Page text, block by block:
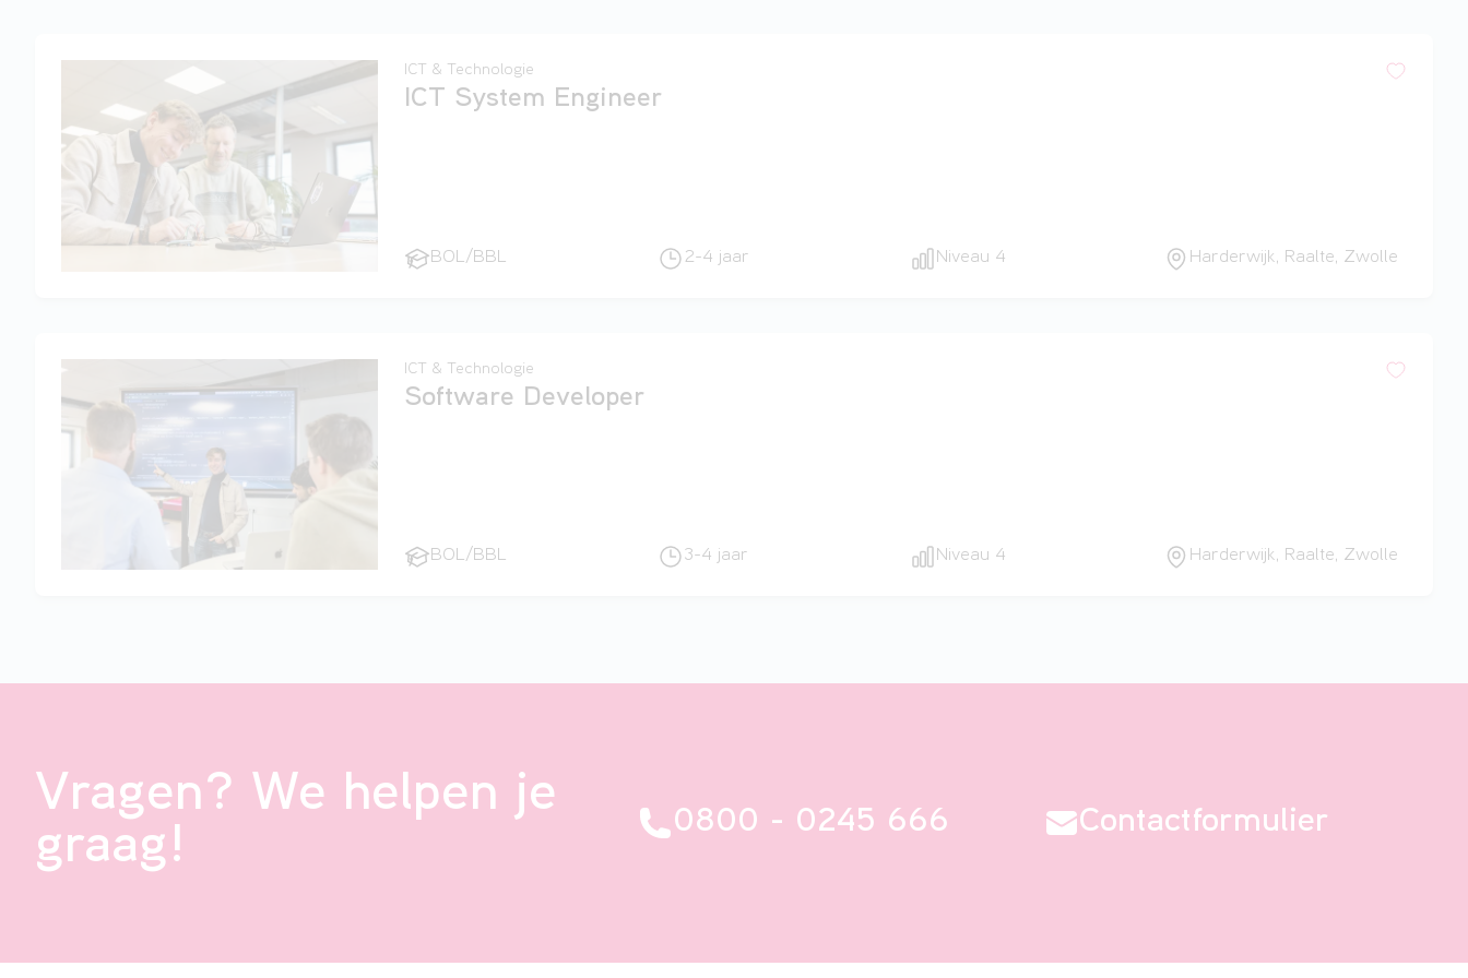
ICT & Technologie
ICT System Engineer
BOL/BBL 2-4 jaar Niveau 4 Harderwijk, Raalte, Zwolle
ICT & Technologie
Software Developer
BOL/BBL 3-4 jaar Niveau 4 Harderwijk, Raalte, Zwolle
Vragen? We helpen je
graag!
0800 - 0245 666 Contactformulier